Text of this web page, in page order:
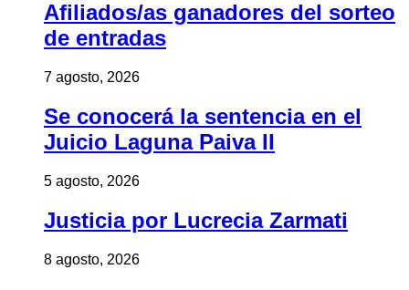
Afiliados/as ganadores del sorteo
de entradas
7 agosto, 2026
Se conocerá la sentencia en el
Juicio Laguna Paiva II
5 agosto, 2026
Justicia por Lucrecia Zarmati
8 agosto, 2026